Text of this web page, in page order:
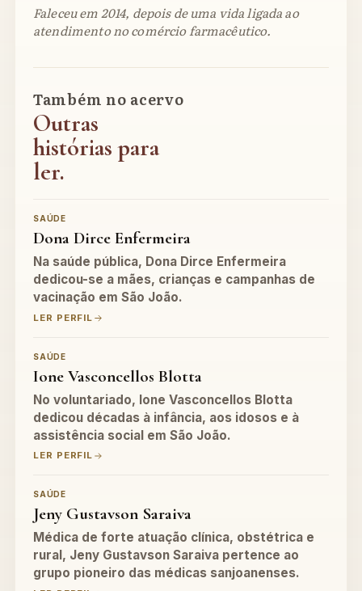
Faleceu em 2014, depois de uma vida ligada ao
atendimento no comércio farmacêutico.
Também no acervo
Outras
histórias para
ler.
SAÚDE
Dona Dirce Enfermeira
Na saúde pública, Dona Dirce Enfermeira
dedicou-se a mães, crianças e campanhas de
vacinação em São João.
LER PERFIL
SAÚDE
Ione Vasconcellos Blotta
No voluntariado, Ione Vasconcellos Blotta
dedicou décadas à infância, aos idosos e à
assistência social em São João.
LER PERFIL
SAÚDE
Jeny Gustavson Saraiva
Médica de forte atuação clínica, obstétrica e
rural, Jeny Gustavson Saraiva pertence ao
grupo pioneiro das médicas sanjoanenses.